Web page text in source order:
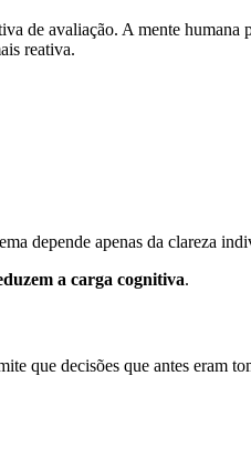
de avaliação. A mente
reativa.
depende apenas da clareza
a carga cognitiva.
que decisões que antes eram